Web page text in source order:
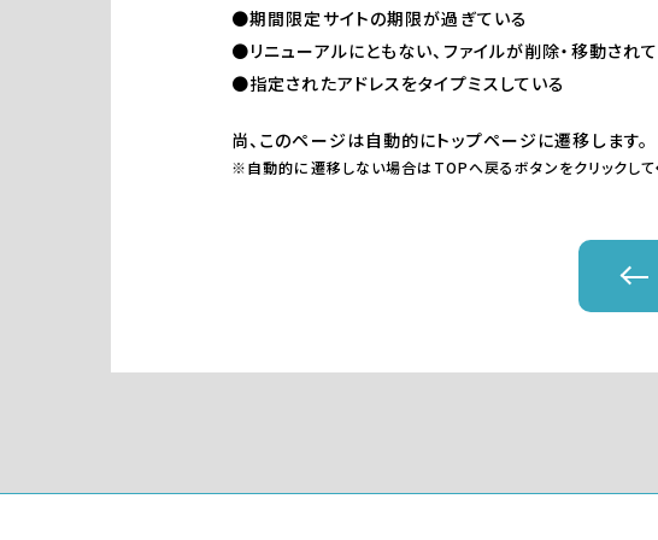
●期間限定サイトの期限が過ぎている
●リニューアルにともない、ファイルが削除・移動され
●指定されたアドレスをタイプミスしている
尚、このページは自動的にトップページに遷移します。
※自動的に遷移しない場合はTOPへ戻るボタンをクリックして